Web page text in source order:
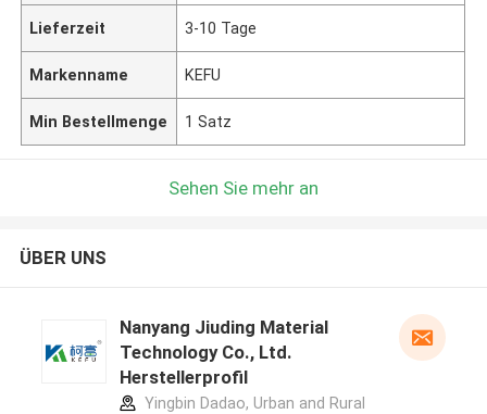
Lieferzeit 3-10 Tage
Markenname KEFU
Min Bestellmenge 1 Satz
Sehen Sie mehr an
ÜBER UNS
Nanyang Jiuding Material
Technology Co., Ltd.
Herstellerprofil
Yingbin Dadao, Urban and Rural